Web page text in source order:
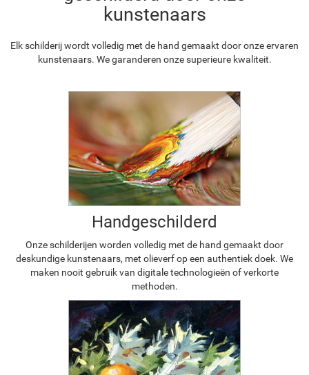
kunstenaars
Elk schilderij wordt volledig met de hand gemaakt door onze ervaren
kunstenaars. We garanderen onze superieure kwaliteit.
Handgeschilderd
Onze schilderijen worden volledig met de hand gemaakt door
deskundige kunstenaars, met olieverf op een authentiek doek. We
maken nooit gebruik van digitale technologieën of verkorte
methoden.